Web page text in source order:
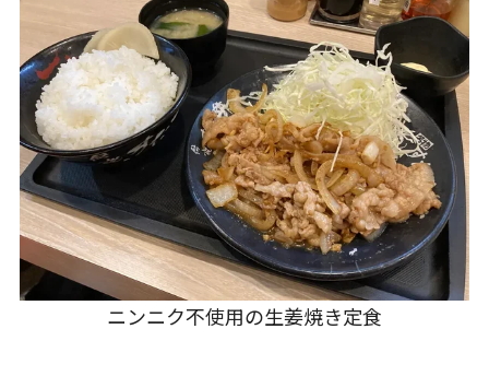
ニンニク不使用の生姜焼き定食